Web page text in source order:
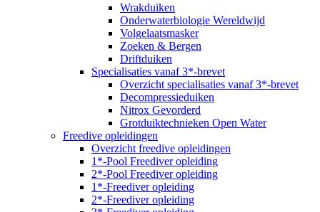
Wrakduiken
Onderwaterbiologie Wereldwijd
Volgelaatsmasker
Zoeken & Bergen
Driftduiken
Specialisaties vanaf 3*-brevet
Overzicht specialisaties vanaf 3*-brevet
Decompressieduiken
Nitrox Gevorderd
Grotduiktechnieken Open Water
Freedive opleidingen
Overzicht freedive opleidingen
1*-Pool Freediver opleiding
2*-Pool Freediver opleiding
1*-Freediver opleiding
2*-Freediver opleiding